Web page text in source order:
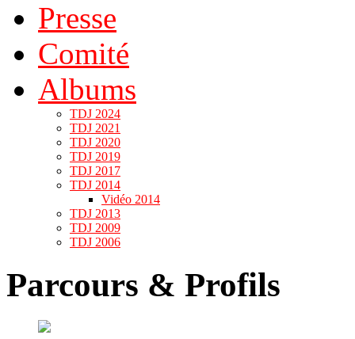
Presse
Comité
Albums
TDJ 2024
TDJ 2021
TDJ 2020
TDJ 2019
TDJ 2017
TDJ 2014
Vidéo 2014
TDJ 2013
TDJ 2009
TDJ 2006
Parcours & Profils